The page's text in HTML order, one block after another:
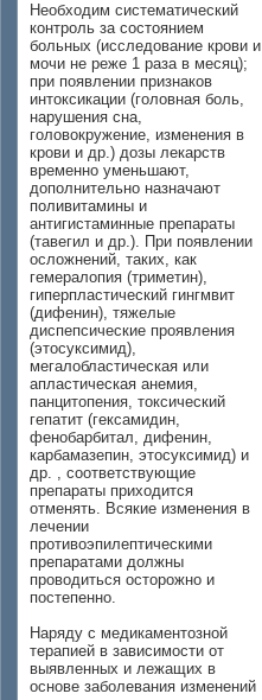
Необходим систематический
контроль за состоянием
больных (исследование крови и
мочи не реже 1 раза в месяц);
при появлении признаков
интоксикации (головная боль,
нарушения сна,
головокружение, изменения в
крови и др.) дозы лекарств
временно уменьшают,
дополнительно назначают
поливитамины и
антигистаминные препараты
(тавегил и др.). При появлении
осложнений, таких, как
гемералопия (триметин),
гиперпластический гингмвит
(дифенин), тяжелые
диспепсические проявления
(этосуксимид),
мегалобластическая или
апластическая анемия,
панцитопения, токсический
гепатит (гексамидин,
фенобарбитал, дифенин,
карбамазепин, этосуксимид) и
др. , соответствующие
препараты приходится
отменять. Всякие изменения в
лечении
противоэпилептическими
препаратами должны
проводиться осторожно и
постепенно.
Наряду с медикаментозной
терапией в зависимости от
выявленных и лежащих в
основе заболевания изменений